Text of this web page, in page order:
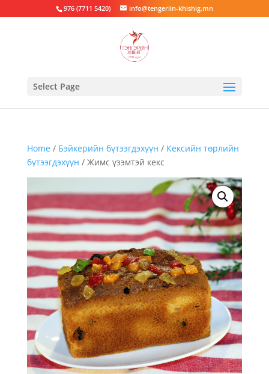
976 (7711 5420) info@tengeriin-khishig.mn
Select Page
Home / Бэйкерийн бүтээгдэхүүн / Кексийн төрлийн
бүтээгдэхүүн / Жимс үзэмтэй кекс